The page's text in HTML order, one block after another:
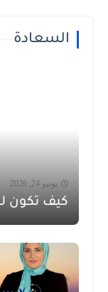
السعادة
يونيو 24, 2026
كيف تكون